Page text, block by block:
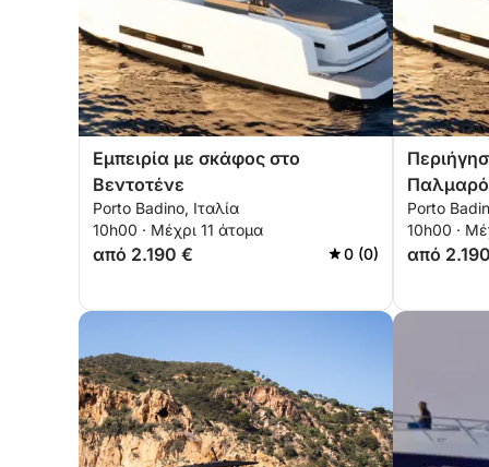
Εμπειρία με σκάφος στο
Βεντοτένε
Porto Badino, Ιταλία
10h00 · Μέχρι 11 άτομα
από 2.190 € 0 (0)
Porto
10h00 ·
από